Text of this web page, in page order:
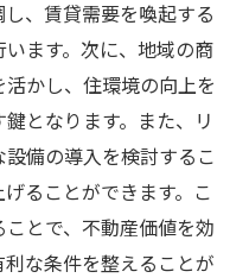
、賃貸需要を喚起する
ます。次に、地域の商
かし、住環境の向上を
となります。また、リ
備の導入を検討するこ
ることができます。こ
とで、不動産価値を効
な条件を整えることが